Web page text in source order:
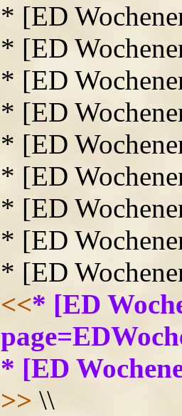
* [ED
* [ED
* [ED
* [ED
* [ED
* [ED
* [ED
* [ED
* [ED
<<* [ED
* [ED
>> \\